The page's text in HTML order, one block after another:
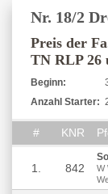
Nr. 18/2
Preis der
TN RLP 26
Beginn:
Anzahl Starter:
# KNR
1. 842
W